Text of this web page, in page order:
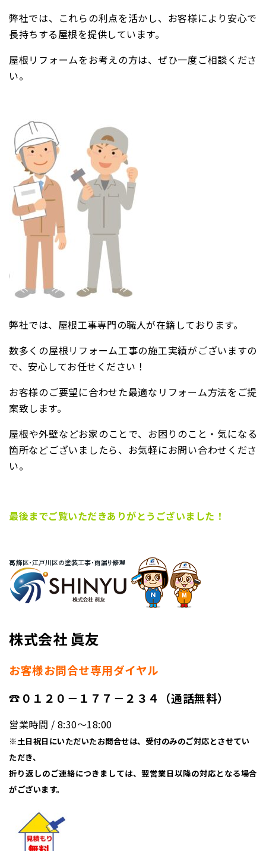
弊社では、これらの利点を活かし、お客様により安心で
長持ちする屋根を提供しています。
屋根リフォームをお考えの方は、ぜひ一度ご相談くださ
い。
弊社では、屋根工事専門の職人が在籍しております。
数多くの屋根リフォーム工事の施工実績がございますの
で、安心してお任せください！
お客様のご要望に合わせた最適なリフォーム方法をご提
案致します。
屋根や外壁などお家のことで、お困りのこと・気になる
箇所などございましたら、お気軽にお問い合わせくださ
い。
最後までご覧いただきありがとうございました！
株式会社 眞友
お客様お問合せ専用ダイヤル
☎０１２０－１７７－２３４（通話無料）
営業時間 / 8:30〜18:00
※土日祝日にいただいたお問合せは、受付のみのご対応とさせてい
ただき、
折り返しのご連絡につきましては、翌営業日以降の対応となる場合
がございます。